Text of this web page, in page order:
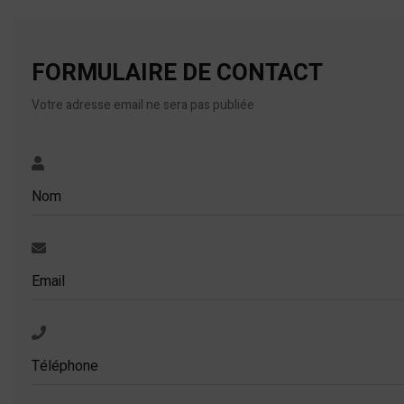
FORMULAIRE DE CONTACT
Votre adresse email ne sera pas publiée